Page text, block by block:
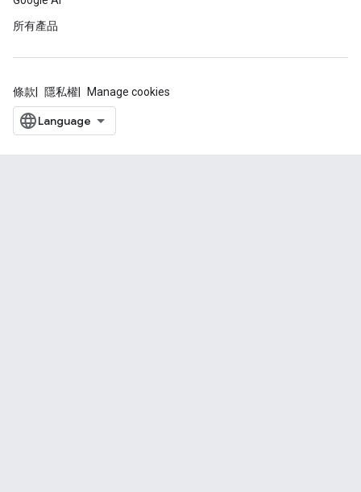
所有產品
條款 隱私權 Manage cookies